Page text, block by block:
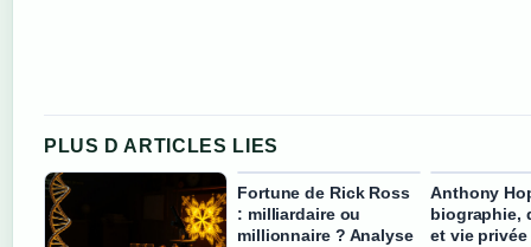
PLUS D ARTICLES LIES
Fortune de Rick Ross
: milliardaire ou
millionnaire ? Analyse
Anthony
biographie,
et vie privée